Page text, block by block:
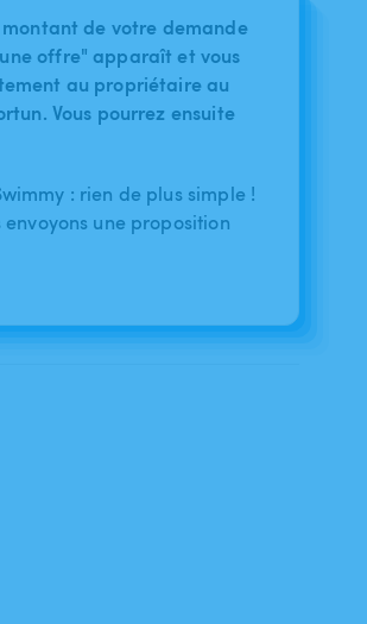
de votre demande
offre" apparaît et vous
au propriétaire au
Vous pourrez ensuite
: rien de plus simple !
une proposition